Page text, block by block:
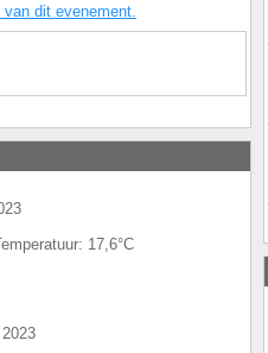
dit evenement.
17,6°C